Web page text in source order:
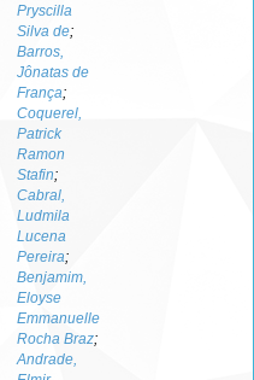
Pryscilla
Silva de;
Barros,
Jônatas de
França;
Coquerel,
Patrick
Ramon
Stafin;
Cabral,
Ludmila
Lucena
Pereira;
Benjamim,
Eloyse
Emmanuelle
Rocha Braz;
Andrade,